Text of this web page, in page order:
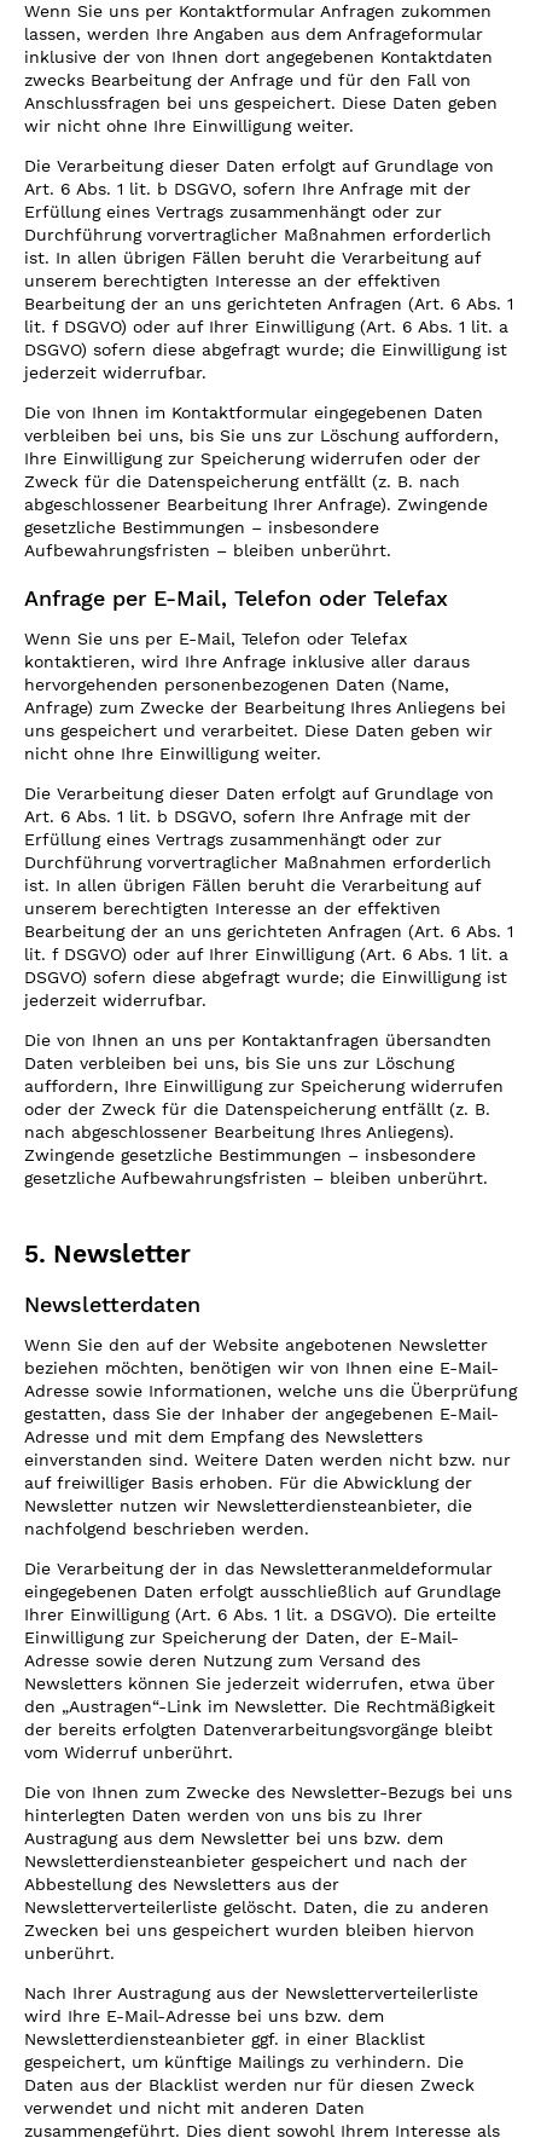
Wenn Sie uns per Kontaktformular Anfragen zukommen
lassen, werden Ihre Angaben aus dem Anfrageformular
inklusive der von Ihnen dort angegebenen Kontaktdaten
zwecks Bearbeitung der Anfrage und für den Fall von
Anschlussfragen bei uns gespeichert. Diese Daten geben
wir nicht ohne Ihre Einwilligung weiter.
Die Verarbeitung dieser Daten erfolgt auf Grundlage von
Art. 6 Abs. 1 lit. b DSGVO, sofern Ihre Anfrage mit der
Erfüllung eines Vertrags zusammenhängt oder zur
Durchführung vorvertraglicher Maßnahmen erforderlich
ist. In allen übrigen Fällen beruht die Verarbeitung auf
unserem berechtigten Interesse an der effektiven
Bearbeitung der an uns gerichteten Anfragen (Art. 6 Abs. 1
lit. f DSGVO) oder auf Ihrer Einwilligung (Art. 6 Abs. 1 lit. a
DSGVO) sofern diese abgefragt wurde; die Einwilligung ist
jederzeit widerrufbar.
Die von Ihnen im Kontaktformular eingegebenen Daten
verbleiben bei uns, bis Sie uns zur Löschung auffordern,
Ihre Einwilligung zur Speicherung widerrufen oder der
Zweck für die Datenspeicherung entfällt (z. B. nach
abgeschlossener Bearbeitung Ihrer Anfrage). Zwingende
gesetzliche Bestimmungen – insbesondere
Aufbewahrungsfristen – bleiben unberührt.
Anfrage per E-Mail, Telefon oder Telefax
Wenn Sie uns per E-Mail, Telefon oder Telefax
kontaktieren, wird Ihre Anfrage inklusive aller daraus
hervorgehenden personenbezogenen Daten (Name,
Anfrage) zum Zwecke der Bearbeitung Ihres Anliegens bei
uns gespeichert und verarbeitet. Diese Daten geben wir
nicht ohne Ihre Einwilligung weiter.
Die Verarbeitung dieser Daten erfolgt auf Grundlage von
Art. 6 Abs. 1 lit. b DSGVO, sofern Ihre Anfrage mit der
Erfüllung eines Vertrags zusammenhängt oder zur
Durchführung vorvertraglicher Maßnahmen erforderlich
ist. In allen übrigen Fällen beruht die Verarbeitung auf
unserem berechtigten Interesse an der effektiven
Bearbeitung der an uns gerichteten Anfragen (Art. 6 Abs. 1
lit. f DSGVO) oder auf Ihrer Einwilligung (Art. 6 Abs. 1 lit. a
DSGVO) sofern diese abgefragt wurde; die Einwilligung ist
jederzeit widerrufbar.
Die von Ihnen an uns per Kontaktanfragen übersandten
Daten verbleiben bei uns, bis Sie uns zur Löschung
auffordern, Ihre Einwilligung zur Speicherung widerrufen
oder der Zweck für die Datenspeicherung entfällt (z. B.
nach abgeschlossener Bearbeitung Ihres Anliegens).
Zwingende gesetzliche Bestimmungen – insbesondere
gesetzliche Aufbewahrungsfristen – bleiben unberührt.
5. Newsletter
Newsletterdaten
Wenn Sie den auf der Website angebotenen Newsletter
beziehen möchten, benötigen wir von Ihnen eine E-Mail-
Adresse sowie Informationen, welche uns die Überprüfung
gestatten, dass Sie der Inhaber der angegebenen E-Mail-
Adresse und mit dem Empfang des Newsletters
einverstanden sind. Weitere Daten werden nicht bzw. nur
auf freiwilliger Basis erhoben. Für die Abwicklung der
Newsletter nutzen wir Newsletterdiensteanbieter, die
nachfolgend beschrieben werden.
Die Verarbeitung der in das Newsletteranmeldeformular
eingegebenen Daten erfolgt ausschließlich auf Grundlage
Ihrer Einwilligung (Art. 6 Abs. 1 lit. a DSGVO). Die erteilte
Einwilligung zur Speicherung der Daten, der E-Mail-
Adresse sowie deren Nutzung zum Versand des
Newsletters können Sie jederzeit widerrufen, etwa über
den „Austragen“-Link im Newsletter. Die Rechtmäßigkeit
der bereits erfolgten Datenverarbeitungsvorgänge bleibt
vom Widerruf unberührt.
Die von Ihnen zum Zwecke des Newsletter-Bezugs bei uns
hinterlegten Daten werden von uns bis zu Ihrer
Austragung aus dem Newsletter bei uns bzw. dem
Newsletterdiensteanbieter gespeichert und nach der
Abbestellung des Newsletters aus der
Newsletterverteilerliste gelöscht. Daten, die zu anderen
Zwecken bei uns gespeichert wurden bleiben hiervon
unberührt.
Nach Ihrer Austragung aus der Newsletterverteilerliste
wird Ihre E-Mail-Adresse bei uns bzw. dem
Newsletterdiensteanbieter ggf. in einer Blacklist
gespeichert, um künftige Mailings zu verhindern. Die
Daten aus der Blacklist werden nur für diesen Zweck
verwendet und nicht mit anderen Daten
zusammengeführt. Dies dient sowohl Ihrem Interesse als